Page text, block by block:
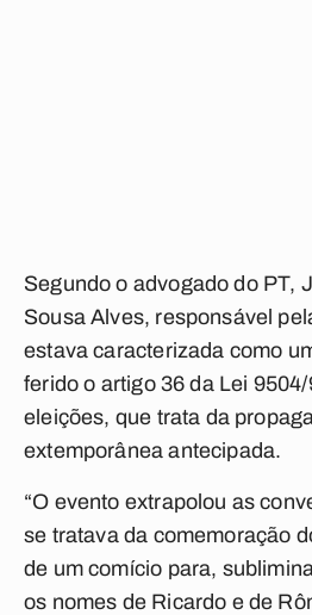
Segundo o advogado do PT,
Sousa Alves, responsável
estava caracterizada como
ferido o artigo 36 da Lei
eleições, que trata da
extemporânea antecipada.
“O evento extrapolou as
se tratava da comemoração
de um comício para,
os nomes de Ricardo e de